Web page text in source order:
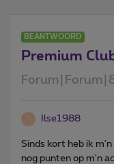
BEANTWOORD
Premium
Ilse1988
Sinds kort heb ik
nog punten op m'n